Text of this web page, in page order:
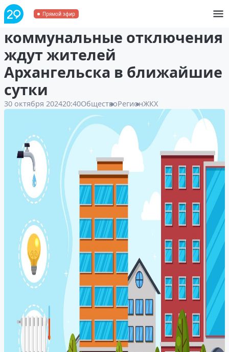
Прямой эфир
Рассказываем, какие
коммунальные отключения
ждут жителей
Архангельска в ближайшие
сутки
30 октября 202420:40ОбществоРегионЖКХ